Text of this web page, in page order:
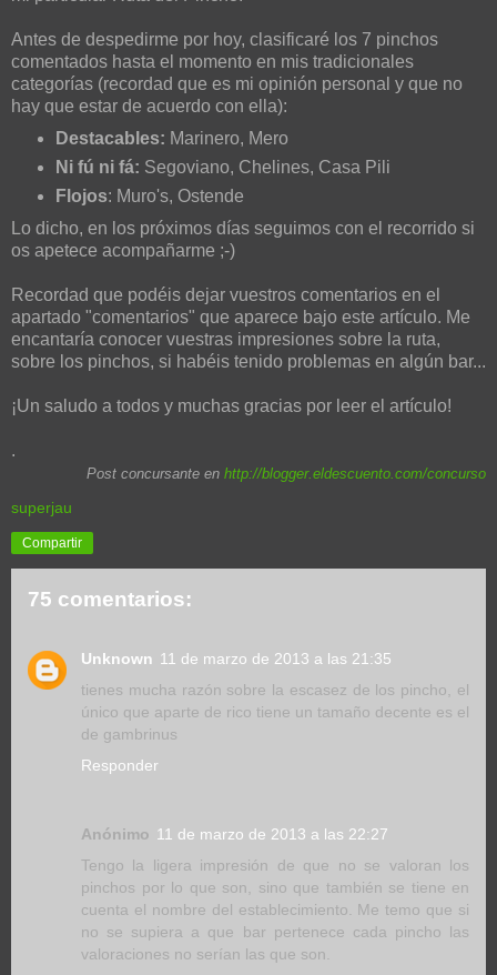
Antes de despedirme por hoy, clasificaré los 7 pinchos
comentados hasta el momento en mis tradicionales
categorías (recordad que es mi opinión personal y que no
hay que estar de acuerdo con ella):
Destacables: Marinero, Mero
Ni fú ni fá: Segoviano, Chelines, Casa Pili
Flojos: Muro's, Ostende
Lo dicho, en los próximos días seguimos con el recorrido si
os apetece acompañarme ;-)
Recordad que podéis dejar vuestros comentarios en el
apartado "comentarios" que aparece bajo este artículo. Me
encantaría conocer vuestras impresiones sobre la ruta,
sobre los pinchos, si habéis tenido problemas en algún bar...
¡Un saludo a todos y muchas gracias por leer el artículo!
.
Post concursante en http://blogger.eldescuento.com/concurso
superjau
Compartir
75 comentarios:
Unknown 11 de marzo de 2013 a las 21:35
tienes mucha razón sobre la escasez de los pincho, el
único que aparte de rico tiene un tamaño decente es el
de gambrinus
Responder
Anónimo 11 de marzo de 2013 a las 22:27
Tengo la ligera impresión de que no se valoran los
pinchos por lo que son, sino que también se tiene en
cuenta el nombre del establecimiento. Me temo que si
no se supiera a que bar pertenece cada pincho las
valoraciones no serían las que son.